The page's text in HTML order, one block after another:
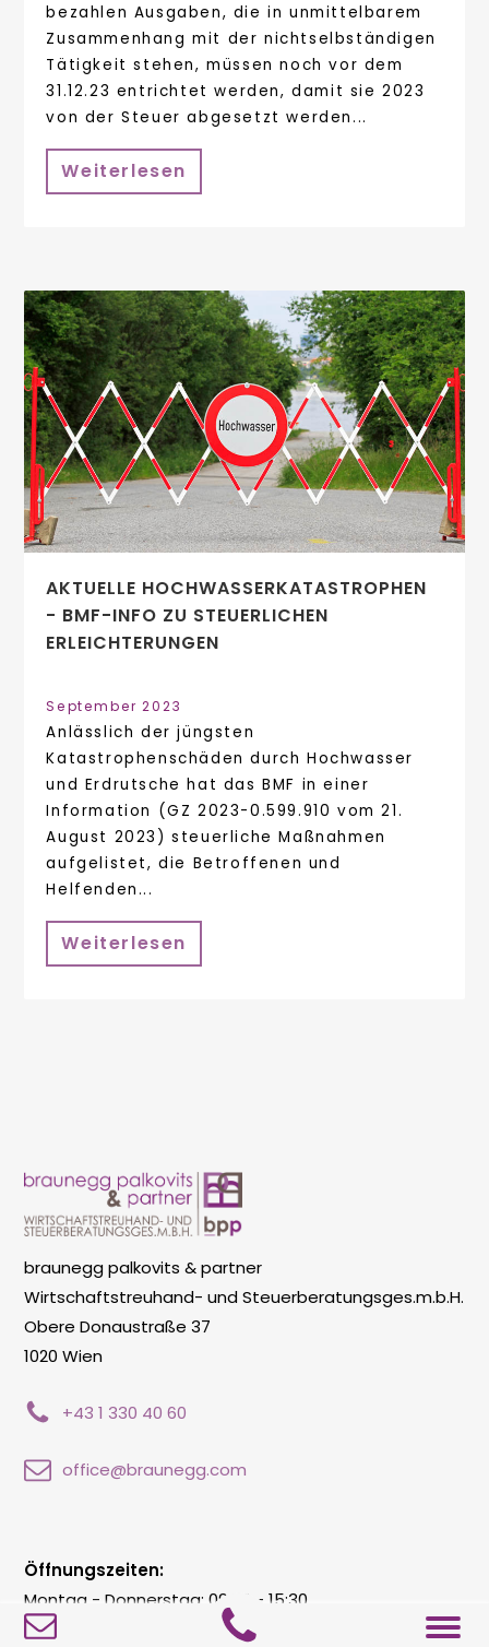
bezahlen Ausgaben, die in unmittelbarem
Zusammenhang mit der nichtselbständigen
Tätigkeit stehen, müssen noch vor dem
31.12.23 entrichtet werden, damit sie 2023
von der Steuer abgesetzt werden...
Weiterlesen
AKTUELLE HOCHWASSERKATASTROPHEN
- BMF-INFO ZU STEUERLICHEN
ERLEICHTERUNGEN
September 2023
Anlässlich der jüngsten
Katastrophenschäden durch Hochwasser
und Erdrutsche hat das BMF in einer
Information (GZ 2023-0.599.910 vom 21.
August 2023) steuerliche Maßnahmen
aufgelistet, die Betroffenen und
Helfenden...
Weiterlesen
braunegg palkovits & partner
Wirtschaftstreuhand- und Steuerberatungsges.m.b.H.
Obere Donaustraße 37
1020 Wien
+43 1 330 40 60
office@braunegg.com
Öffnungszeiten:
Montag - Donnerstag: 09:00 - 15:30
Freitag: 09:00 - 12:00